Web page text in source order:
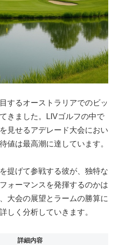
するオーストラリアでのビッ
きました。LIVゴルフの中で
見せるアデレード大会におい
値は最高潮に達しています。
提げて参戦する彼が、独特な
ォーマンスを発揮するのかは
大会の展望とラームの勝算に
しく分析していきます。
詳細内容